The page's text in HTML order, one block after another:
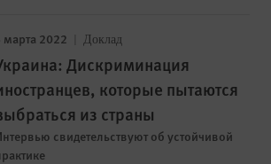
марта 2022 Доклад
Дискриминация
которые пытаются
из страны
свидетельствуют об устойчивой